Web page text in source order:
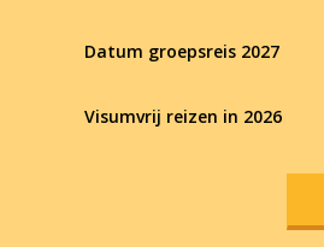
Datum groepsreis 2027
Visumvrij reizen in 2026